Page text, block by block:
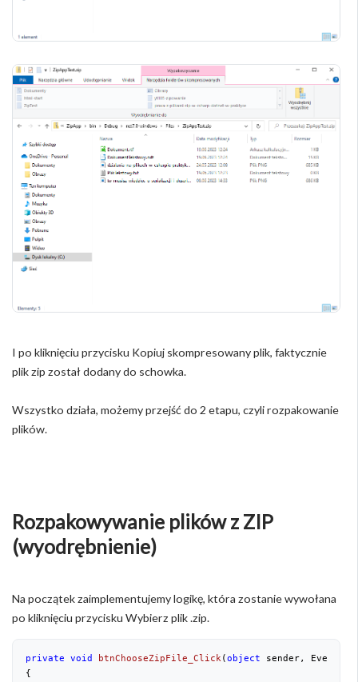
I po kliknięciu przycisku Kopiuj skompresowany plik, faktycznie
plik zip został dodany do schowka.
Wszystko działa, możemy przejść do 2 etapu, czyli rozpakowanie
plików.
Rozpakowywanie plików z ZIP
(wyodrębnienie)
Na początek zaimplementujemy logikę, która zostanie wywołana
po kliknięciu przycisku Wybierz plik .zip.
private void btnChooseZipFile_Click(object sender,
{